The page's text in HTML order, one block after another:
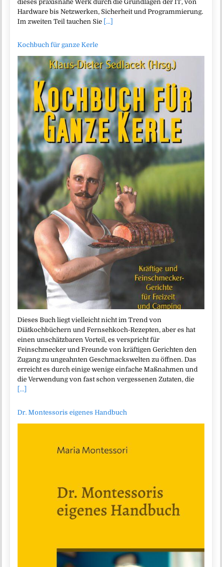
dieses praxisnahe Werk durch die Grundlagen der IT, von
Hardware bis Netzwerken, Sicherheit und Programmierung.
Im zweiten Teil tauchen Sie [...]
Kochbuch für ganze Kerle
Dieses Buch liegt vielleicht nicht im Trend von
Diätkochbüchern und Fernsehkoch-Rezepten, aber es hat
einen unschätzbaren Vorteil, es verspricht für
Feinschmecker und Freunde von kräftigen Gerichten den
Zugang zu ungeahnten Geschmackswelten zu öffnen. Das
erreicht es durch einige wenige einfache Maßnahmen und
die Verwendung von fast schon vergessenen Zutaten, die
[...]
Dr. Montessoris eigenes Handbuch